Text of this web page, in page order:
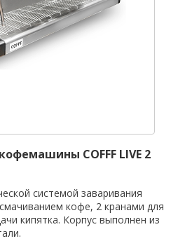
COFFF LIVE 2
системой заваривания
кофе, 2 кранами для
кипятка. Корпус выполнен из